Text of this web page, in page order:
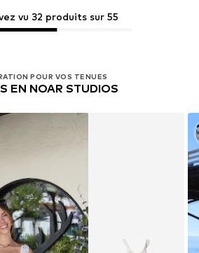
vu 32 produits sur 55
POUR VOS TENUES
EN NOAR STUDIOS